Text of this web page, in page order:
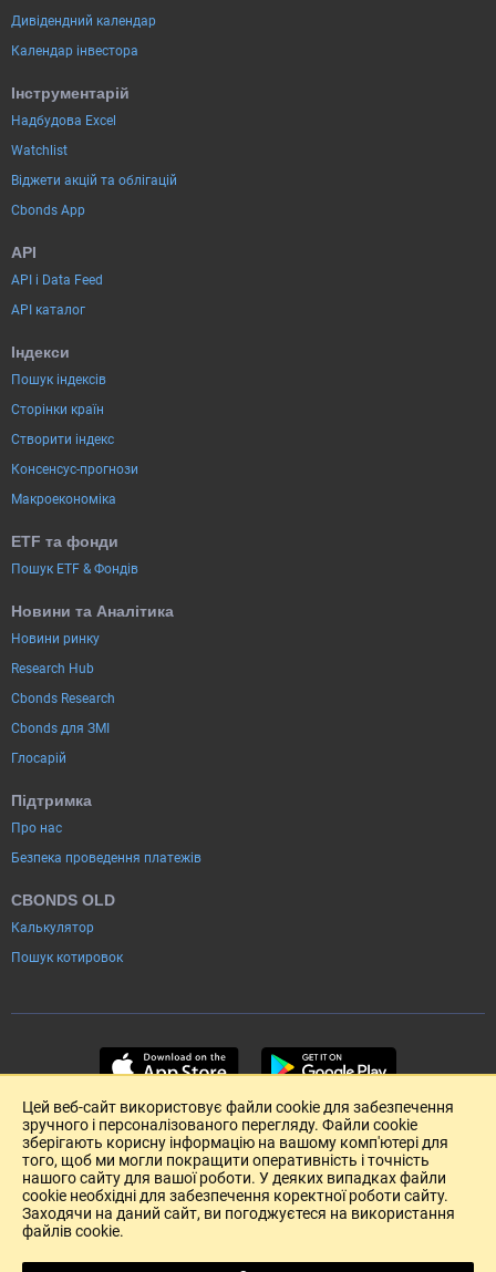
Дивідендний календар
Календар інвестора
Інструментарій
Надбудова Excel
Watchlist
Віджети акцій та облігацій
Cbonds App
API
API і Data Feed
API каталог
Індекси
Пошук індексів
Сторінки країн
Створити індекс
Консенсус-прогнози
Макроекономіка
ETF та фонди
Пошук ETF & Фондів
Новини та Аналітика
Новини ринку
Research Hub
Cbonds Research
Cbonds для ЗМІ
Глосарій
Підтримка
Про нас
Безпека проведення платежів
CBONDS OLD
Калькулятор
Пошук котировок
Розміщення реклами
Цей веб-сайт використовує файли cookie для забезпечення
зручного і персоналізованого перегляду. Файли cookie
зберігають корисну інформацію на вашому комп'ютері для
того, щоб ми могли покращити оперативність і точність
нашого сайту для вашої роботи. У деяких випадках файли
cookie необхідні для забезпечення коректної роботи сайту.
Заходячи на даний сайт, ви погоджуєтеся на використання
файлів cookie.